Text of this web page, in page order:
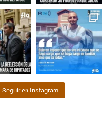
Seguir en Instagram